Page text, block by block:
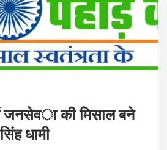
जनसेवा की मिसाल बने
धामी